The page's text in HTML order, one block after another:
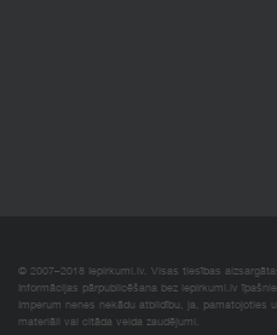
© 2007–2018 Iepirkumi.lv. Visas tiesības
Informācijas pārpublicēšana bez iepirkumi.lv
Imperum nenes nekādu atbildību, ja, pamatojoties
materiāli vai citāda veida zaudējumi.